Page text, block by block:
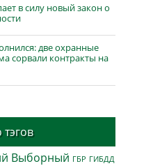
в силу новый закон о
две охранные
сорвали контракты на
Выборный ГБР ГИБДД